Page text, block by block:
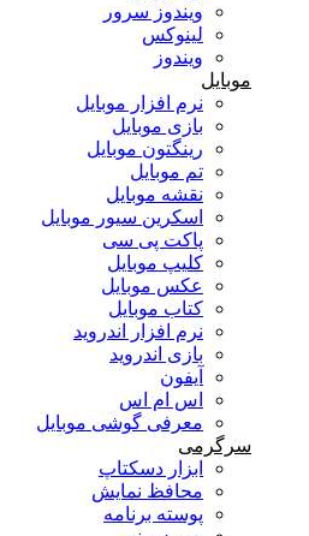
ویندوز سرور
لینوکس
ویندوز
موبایل
نرم افزار موبایل
بازی موبایل
رینگتون موبایل
تم موبایل
نقشه موبایل
اسکرین سیور موبایل
پاکت پی سی
کلیپ موبایل
عکس موبایل
کتاب موبایل
نرم افزار اندروید
بازی اندروید
آیفون
اس ام اس
معرفی گوشی موبایل
سرگرمی
ابزار دسکتاپ
محافظ نمایش
پوسته برنامه